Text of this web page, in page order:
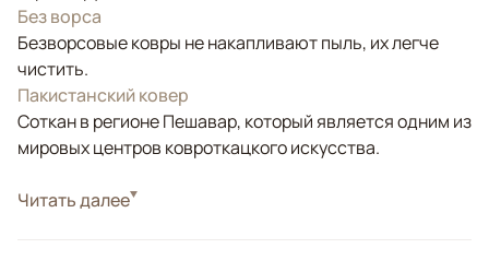
Без ворса
Безворсовые ковры не накапливают пыль, их легче
чистить.
Пакистанский ковер
Соткан в регионе Пешавар, который является одним из
мировых центров ковроткацкого искусства.
СтильКилимы и сумахи
Читать далее